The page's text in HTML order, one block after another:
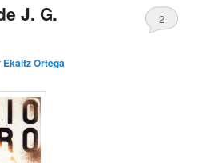
J. G.
Ekaitz Ortega
2